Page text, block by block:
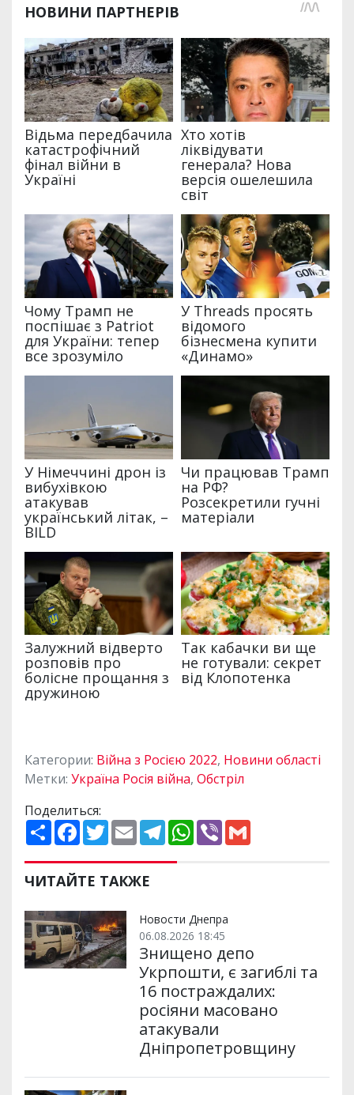
Категории: Війна з Росією 2022, Новини області
Метки: Україна Росія війна, Обстріл
Поделиться:
П
о
и
р
и
и
F
a
e
b
o
k
T
w
t
t
e
E
m
i
l
T
e
e
m
W
h
p
V
ЧИТАЙТЕ ТАКЖЕ
Новости Днепра
06.08.2026 18:45
Знищено депо
Укрпошти, є загиблі та
16 постраждалих:
росіяни масовано
атакували
Дніпропетровщину